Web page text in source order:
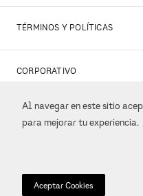
Al navegar en este sitio
para mejorar tu experiencia.
Aceptar Cookies
TÉRMINOS Y POLÍTICAS
CORPORATIVO
REDES SOCIALES